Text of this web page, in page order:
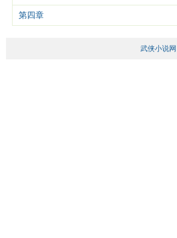
第四章
武侠小说网